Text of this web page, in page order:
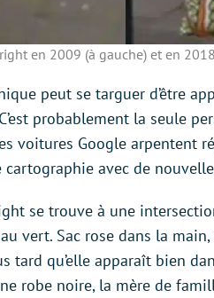
en 2009 (à gauche) et en
peut se targuer d’être
probablement la seule
voitures Google arpentent
avec de
se trouve à une
vert. Sac rose dans la
tard qu’elle apparaît bien
robe noire, la mère de